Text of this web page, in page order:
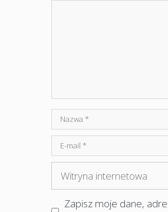
Nazwa
mail
Witryna
internetowa
Zapisz moje dane,